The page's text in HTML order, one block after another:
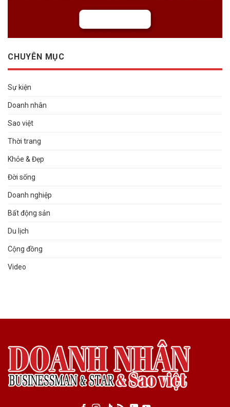
CHUYÊN MỤC
Sự kiện
Doanh nhân
Sao việt
Thời trang
Khỏe & Đẹp
Đời sống
Doanh nghiệp
Bất động sản
Du lịch
Cộng đồng
Video